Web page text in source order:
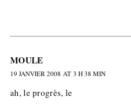
MOULE
19 JANVIER 2008 AT 3 H 38 MIN
ah, le progrès, le